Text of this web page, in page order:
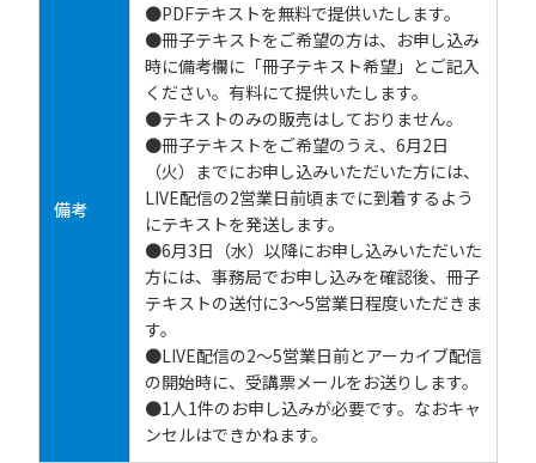
備考
●PDFテキストを無料で提供いたします。
●冊子テキストをご希望の方は、お申し込み
時に備考欄に「冊子テキスト希望」とご記入
ください。有料にて提供いたします。
●テキストのみの販売はしておりません。
●冊子テキストをご希望のうえ、6月2日
（火）までにお申し込みいただいた方には、
LIVE配信の2営業日前頃までに到着するよう
にテキストを発送します。
●6月3日（水）以降にお申し込みいただいた
方には、事務局でお申し込みを確認後、冊子
テキストの送付に3～5営業日程度いただきま
す。
●LIVE配信の2～5営業日前とアーカイブ配信
の開始時に、受講票メールをお送りします。
●1人1件のお申し込みが必要です。なおキャ
ンセルはできかねます。